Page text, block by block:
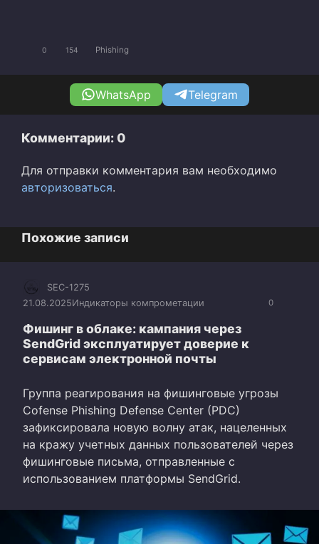
0 154 Phishing
WhatsApp Telegram
Комментарии: 0
Для отправки комментария вам необходимо
авторизоваться.
Похожие записи
0
SEC-1275
21.08.2025Индикаторы компрометации
Фишинг в облаке: кампания через
SendGrid эксплуатирует доверие к
сервисам электронной почты
Группа реагирования на фишинговые угрозы
Cofense Phishing Defense Center (PDC)
зафиксировала новую волну атак, нацеленных
на кражу учетных данных пользователей через
фишинговые письма, отправленные с
использованием платформы SendGrid.